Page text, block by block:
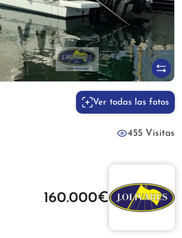
Ver todas las fotos
455 Visitas
160.000€